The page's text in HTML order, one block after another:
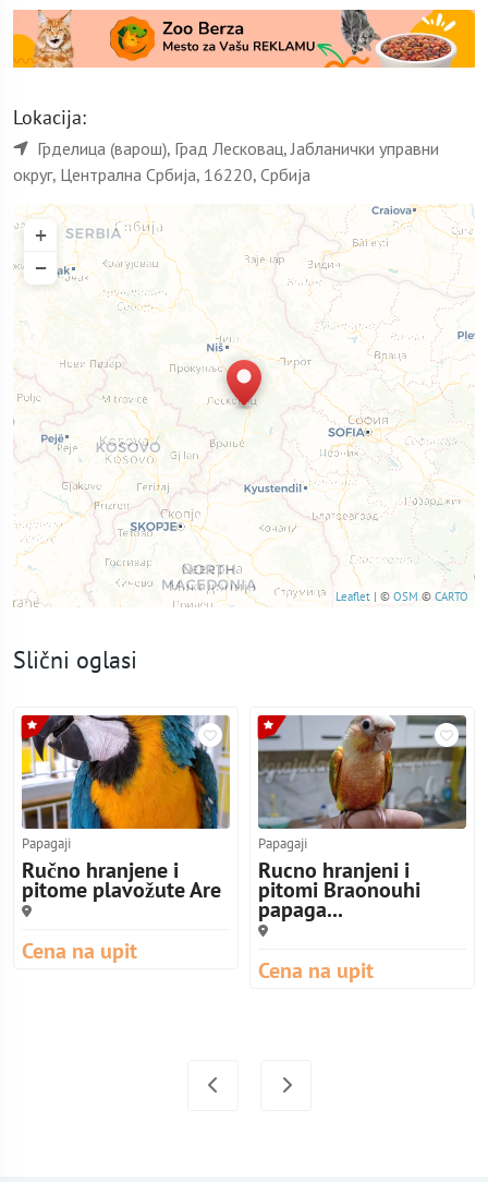
Lokacija:
Грделица (варош), Град Лесковац, Јабланички управни
округ, Централна Србија, 16220, Србија
+
−
Leaflet | © OSM © CARTO
Slični oglasi
Papagaji
Ručno hranjene i
pitome plavožute Are
Cena na upit
Papagaji
Rucno hranjeni i
pitomi Braonouhi
papaga...
Cena na upit